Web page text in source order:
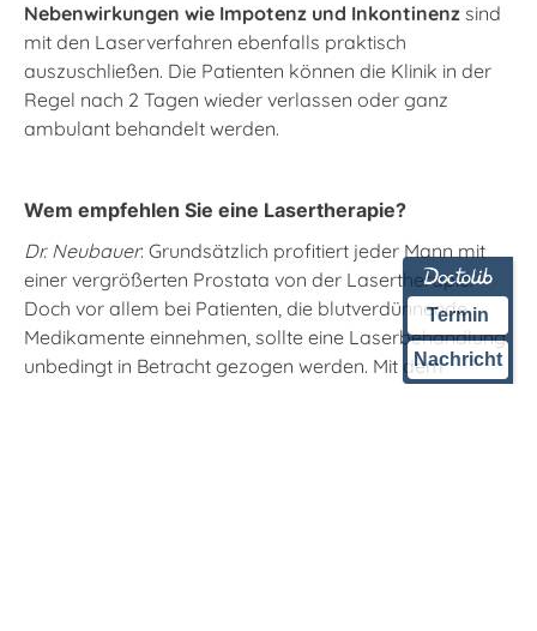
Nebenwirkungen wie Impotenz und Inkontinenz sind
mit den Laserverfahren ebenfalls praktisch
auszuschließen. Die Patienten können die Klinik in der
Regel nach 2 Tagen wieder verlassen oder ganz
ambulant behandelt werden.
Wem empfehlen Sie eine Lasertherapie?
Dr. Neubauer: Grundsätzlich profitiert jeder Mann mit
einer vergrößerten Prostata von der Lasertherapie.
Doch vor allem bei Patienten, die blutverdünnende
Medikamente einnehmen, sollte eine Laserbehandlung
unbedingt in Betracht gezogen werden. Mit dem
Termin
Nachricht